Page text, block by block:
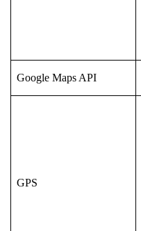
Google Maps API
GPS